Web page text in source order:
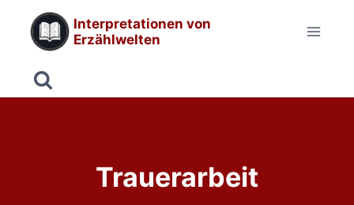
Inhalt
springen
Interpretationen von
Erzählwelten
Trauerarbeit